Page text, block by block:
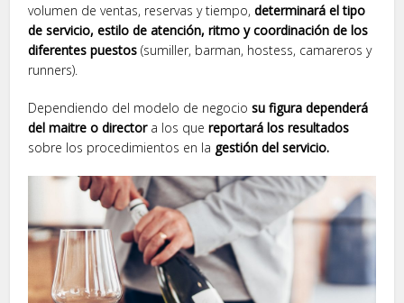
volumen de ventas, reservas y tiempo,determinará el tipo
de servicio, estilo de atención, ritmo y coordinación de los
diferentes puestos(sumiller, barman, hostess, camareros y
runners).
Dependiendo del modelo de negociosu figura dependerá
del maitre o directora los quereportará los resultados
sobre los procedimientos en la gestión del servicio.